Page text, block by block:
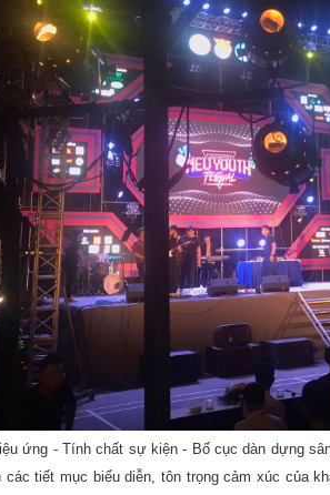
ứng - Tính chất sự kiện - Bố cục dàn dựng
các tiết mục biểu diễn, tôn trọng cảm xúc của